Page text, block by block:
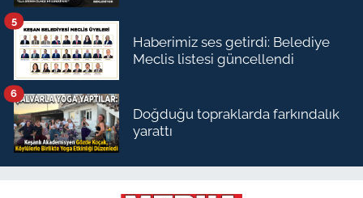
Haberimiz ses getirdi: Belediye
Meclis listesi güncellendi
5
Doğduğu topraklarda farkındalık
yarattı
6